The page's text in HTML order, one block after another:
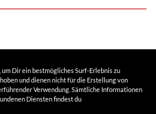
Dir ein bestmögliches Surf-Erlebnis zu
und dienen nicht für die Erstellung von
Verwendung. Sämtliche Informationen
Diensten findest du